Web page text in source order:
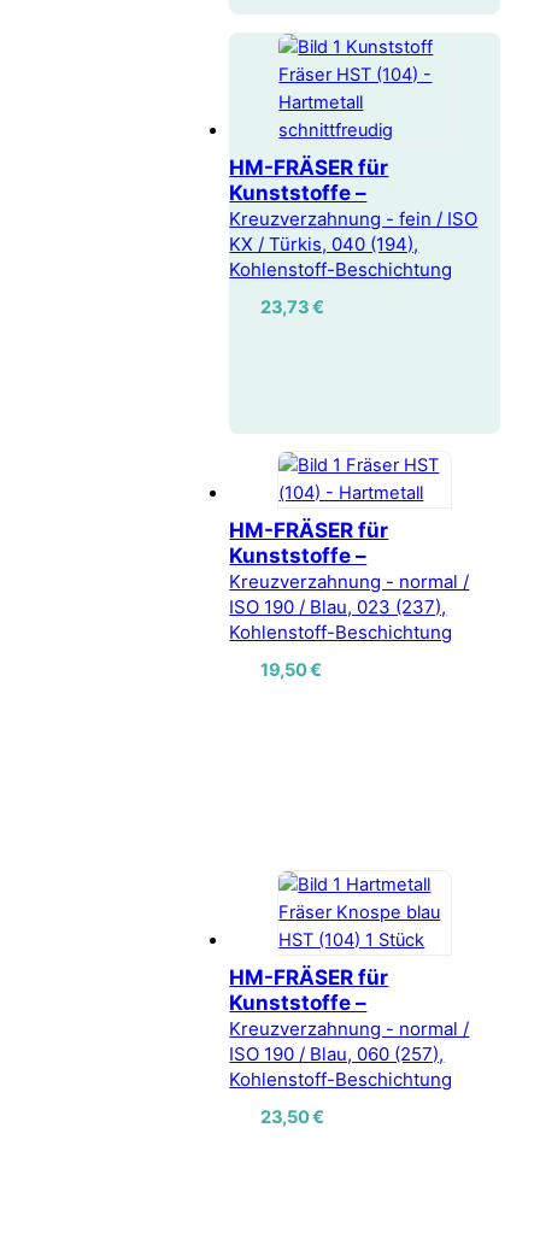
HM-FRÄSER für
Kunststoffe –
Kreuzverzahnung - fein / ISO
KX / Türkis, 040 (194),
Kohlenstoff-Beschichtung
23,73€
HM-FRÄSER für
Kunststoffe –
Kreuzverzahnung - normal /
ISO 190 / Blau, 023 (237),
Kohlenstoff-Beschichtung
19,50€
HM-FRÄSER für
Kunststoffe –
Kreuzverzahnung - normal /
ISO 190 / Blau, 060 (257),
Kohlenstoff-Beschichtung
23,50€